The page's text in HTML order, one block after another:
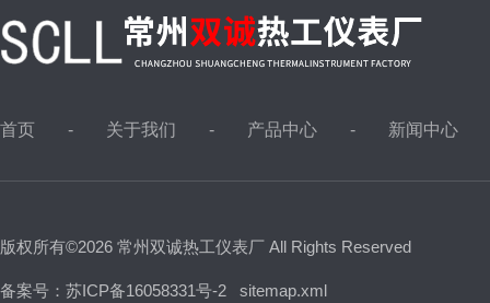
首页 关于我们 产品中心 新闻中心
版权所有©2026 常州双诚热工仪表厂 All Rights Reserved
备案号：苏ICP备16058331号-2 sitemap.xml